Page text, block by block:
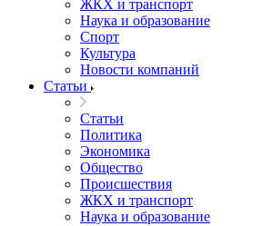
ЖКХ и транспорт
Наука и образование
Спорт
Культура
Новости компаний
Статьи
Статьи
Политика
Экономика
Общество
Происшествия
ЖКХ и транспорт
Наука и образование